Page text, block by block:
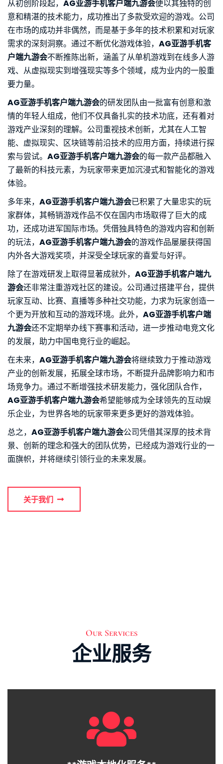
从初创阶段起， AG亚游手机客户端九游会便以其独特的创
意和精湛的技术能力，成功推出了多款受欢迎的游戏。公司
在市场的成功并非偶然，而是基于多年的技术积累和对玩家
需求的深刻洞察。通过不断优化游戏体验， AG亚游手机客
户端九游会不断推陈出新，涵盖了从单机游戏到在线多人游
戏、从虚拟现实到增强现实等多个领域，成为业内的一股重
要力量。
AG亚游手机客户端九游会的研发团队由一批富有创意和激
情的年轻人组成，他们不仅具备扎实的技术功底，还有着对
游戏产业深刻的理解。公司重视技术创新，尤其在人工智
能、虚拟现实、区块链等前沿技术的应用方面，持续进行探
索与尝试。 AG亚游手机客户端九游会的每一款产品都融入
了最新的科技元素，为玩家带来更加沉浸式和智能化的游戏
体验。
多年来， AG亚游手机客户端九游会已积累了大量忠实的玩
家群体，其畅销游戏作品不仅在国内市场取得了巨大的成
功，还成功进军国际市场。凭借独具特色的游戏内容和创新
的玩法， AG亚游手机客户端九游会的游戏作品屡屡获得国
内外各大游戏奖项，并深受全球玩家的喜爱与好评。
除了在游戏研发上取得显著成就外， AG亚游手机客户端九
游会还非常注重游戏社区的建设。公司通过搭建平台，提供
玩家互动、比赛、直播等多种社交功能，力求为玩家创造一
个更为开放和互动的游戏环境。此外， AG亚游手机客户端
九游会还不定期举办线下赛事和活动，进一步推动电竞文化
的发展，助力中国电竞行业的崛起。
在未来， AG亚游手机客户端九游会将继续致力于推动游戏
产业的创新发展，拓展全球市场，不断提升品牌影响力和市
场竞争力。通过不断增强技术研发能力，强化团队合作，
AG亚游手机客户端九游会希望能够成为全球领先的互动娱
乐企业，为世界各地的玩家带来更多更好的游戏体验。
总之， AG亚游手机客户端九游会公司凭借其深厚的技术背
景、创新的理念和强大的团队优势，已经成为游戏行业的一
面旗帜，并将继续引领行业的未来发展。
关于我们
Our Services
企业服务